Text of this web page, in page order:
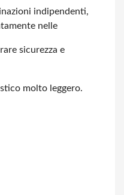
indipendenti,
nelle
sicurezza e
molto leggero.